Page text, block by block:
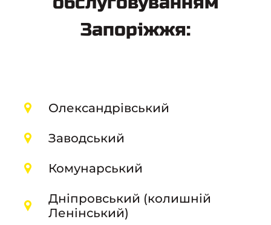
Запоріжжя:
Олександрівський
Заводський
Комунарський
Дніпровський (колишній
Ленінський)